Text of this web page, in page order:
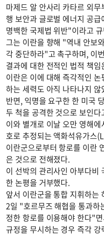
마제드 알 안사리 카타르 외
행 보안과 글로벌 에너지 공
명백한 국제법 위반"이라고
그는 이란을 향해 "역내 안보
각 중단하라"고 촉구하며, 이
결과에 대한 전적인 법적 책
이란은 이에 대해 즉각적인
하는 세력도 아직 나타나지 않
반면, 익명을 요구한 한 미국
두 척을 공격한 것으로 보인다
이와 별개로 이날 오만 영해
호로 추정되는 액화석유가스
이란군으로부터 항로를 이란
은 것으로 전해졌다.
이 선박의 관리사인 아부다비
한 논평을 거부했다.
앞서 이란군을 통합 지휘하는
2일 "호르무즈 해협을 통과하
정한 항로를 이용해야 한다"
규정을 무시하는 경우 즉각